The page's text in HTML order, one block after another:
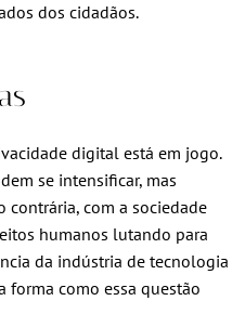
dos cidadãos.
digital está em jogo.
se intensificar, mas
contrária, com a sociedade
humanos lutando para
da indústria de tecnologia
forma como essa questão